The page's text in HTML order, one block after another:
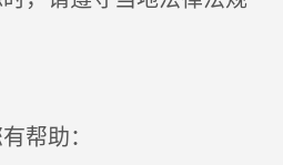
帮助：